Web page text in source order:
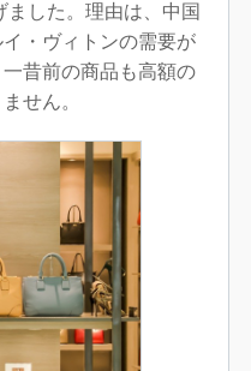
した。理由は、中国
・ヴィトンの需要が
昔前の商品も高額の
せん。